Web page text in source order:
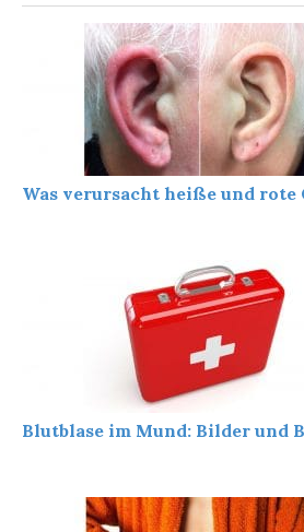
Was verursacht heiße und rote
Blutblase im Mund: Bilder und